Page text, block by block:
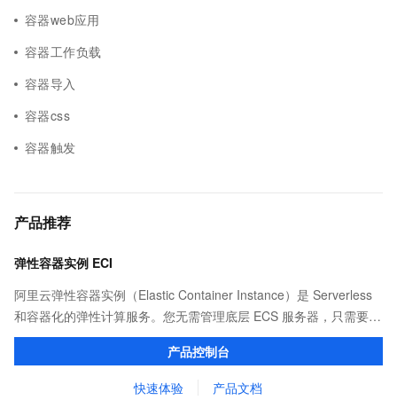
容器web应用
容器工作负载
容器导入
容器css
容器触发
产品推荐
弹性容器实例 ECI
阿里云弹性容器实例（Elastic Container Instance）是 Serverless
和容器化的弹性计算服务。您无需管理底层 ECS 服务器，只需要提
供打包好的镜像，即可运行容器，并仅为容器实际运行消耗的资源
产品控制台
快速体验 产品文档